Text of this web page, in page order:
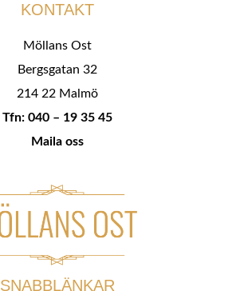
KONTAKT
Möllans Ost
Bergsgatan 32
214 22 Malmö
Tfn: 040 – 19 35 45
Maila oss
SNABBLÄNKAR